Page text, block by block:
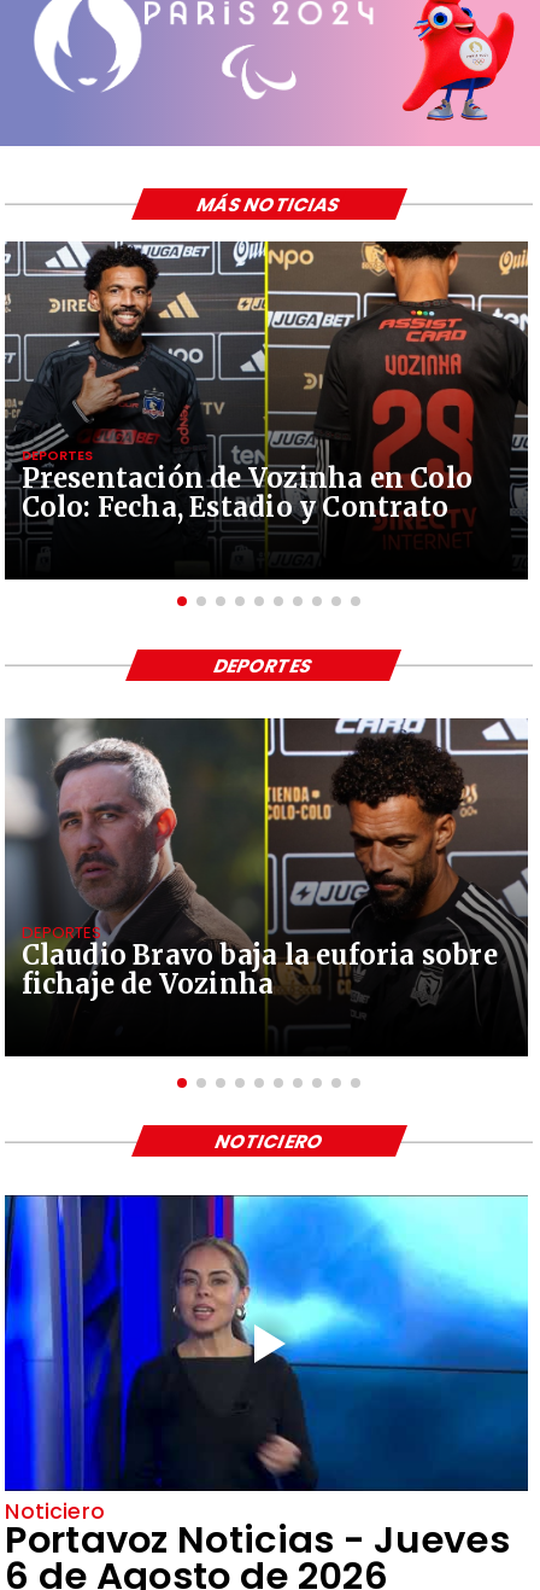
Presentación de Vozinha en Colo
Colo: Fecha, Estadio y Contrato
DEPORTES
MÁS NOTICIAS
Claudio Bravo baja la euforia sobre
fichaje de Vozinha
DEPORTES
DEPORTES
Noticiero
Portavoz Noticias - Jueves
6 de Agosto de 2026
NOTICIERO